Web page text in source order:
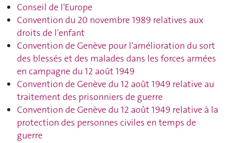
Conseil de l'Europe
Convention du 20 novembre 1989 relatives aux
droits de l'enfant
Convention de Genève pour l'amélioration du sort
des blessés et des malades dans les forces armées
en campagne du 12 août 1949
Convention de Genève du 12 août 1949 relative au
traitement des prisonniers de guerre
Convention de Genève du 12 août 1949 relative à la
protection des personnes civiles en temps de
guerre